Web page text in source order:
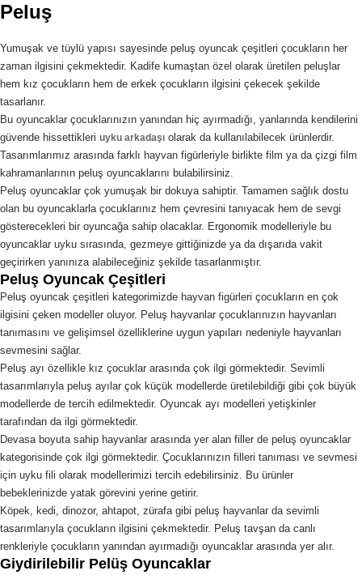
Peluş
Yumuşak ve tüylü yapısı sayesinde peluş oyuncak çeşitleri çocukların her
zaman ilgisini çekmektedir. Kadife kumaştan özel olarak üretilen peluşlar
hem kız çocukların hem de erkek çocukların ilgisini çekecek şekilde
tasarlanır.
Bu oyuncaklar çocuklarınızın yanından hiç ayırmadığı, yanlarında kendilerini
güvende hissettikleri uyku arkadaşı olarak da kullanılabilecek ürünlerdir.
Tasarımlarımız arasında farklı hayvan figürleriyle birlikte film ya da çizgi film
kahramanlarının peluş oyuncaklarını bulabilirsiniz.
Peluş oyuncaklar çok yumuşak bir dokuya sahiptir. Tamamen sağlık dostu
olan bu oyuncaklarla çocuklarınız hem çevresini tanıyacak hem de sevgi
gösterecekleri bir oyuncağa sahip olacaklar. Ergonomik modelleriyle bu
oyuncaklar uyku sırasında, gezmeye gittiğinizde ya da dışarıda vakit
geçirirken yanınıza alabileceğiniz şekilde tasarlanmıştır.
Peluş Oyuncak Çeşitleri
Peluş oyuncak çeşitleri kategorimizde hayvan figürleri çocukların en çok
ilgisini çeken modeller oluyor. Peluş hayvanlar çocuklarınızın hayvanları
tanımasını ve gelişimsel özelliklerine uygun yapıları nedeniyle hayvanları
sevmesini sağlar.
Peluş ayı özellikle kız çocuklar arasında çok ilgi görmektedir. Sevimli
tasarımlarıyla peluş ayılar çok küçük modellerde üretilebildiği gibi çok büyük
modellerde de tercih edilmektedir. Oyuncak ayı modelleri yetişkinler
tarafından da ilgi görmektedir.
Devasa boyuta sahip hayvanlar arasında yer alan filler de peluş oyuncaklar
kategorisinde çok ilgi görmektedir. Çocuklarınızın filleri tanıması ve sevmesi
için uyku fili olarak modellerimizi tercih edebilirsiniz. Bu ürünler
bebeklerinizde yatak görevini yerine getirir.
Köpek, kedi, dinozor, ahtapot, zürafa gibi peluş hayvanlar da sevimli
tasarımlarıyla çocukların ilgisini çekmektedir. Peluş tavşan da canlı
renkleriyle çocukların yanından ayırmadığı oyuncaklar arasında yer alır.
Giydirilebilir Pelüş Oyuncaklar